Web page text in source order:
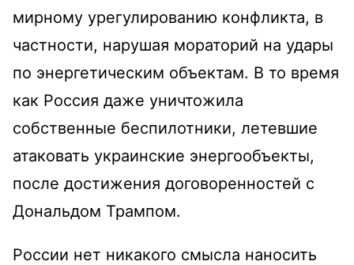
мирному урегулированию конфликта, в
частности, нарушая мораторий на удары
по энергетическим объектам. В то время
как Россия даже уничтожила
собственные беспилотники, летевшие
атаковать украинские энергообъекты,
после достижения договоренностей с
Дональдом Трампом.
России нет никакого смысла наносить